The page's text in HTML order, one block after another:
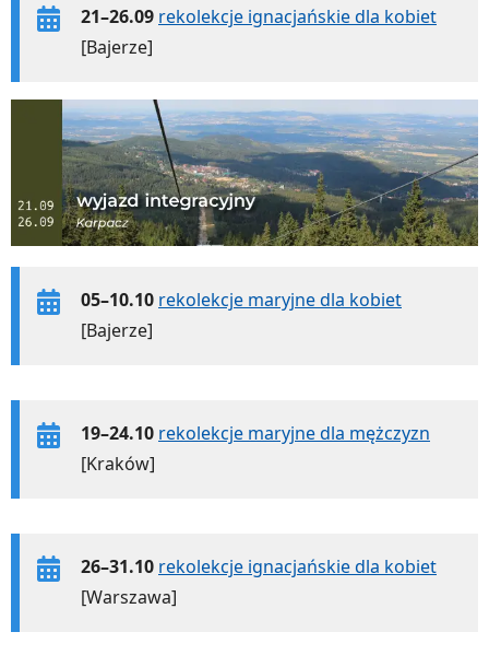
21–26.09 rekolekcje ignacjańskie dla kobiet
[Bajerze]
05–10.10 rekolekcje maryjne dla kobiet
[Bajerze]
19–24.10 rekolekcje maryjne dla mężczyzn
[Kraków]
26–31.10 rekolekcje ignacjańskie dla kobiet
[Warszawa]